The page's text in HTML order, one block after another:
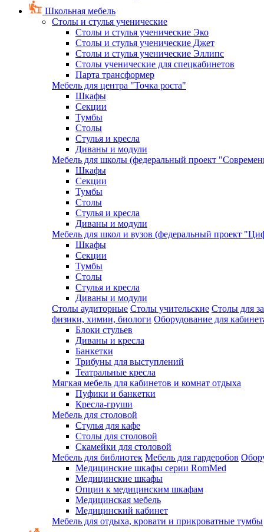
Школьная мебель
Столы и стулья ученические
Столы и стулья ученические Эко
Столы и стулья ученические Джет
Столы и стулья ученические Эллипс
Столы ученические для спецкабинетов
Парта трансформер
Мебель для центра "Точка роста"
Шкафы
Секции
Тумбы
Столы
Стулья и кресла
Диваны и модули
Мебель для школы (федеральный проект
Шкафы
Секции
Тумбы
Столы
Стулья и кресла
Диваны и модули
Мебель для школ и вузов (федеральный проект
Шкафы
Секции
Тумбы
Столы
Стулья и кресла
Диваны и модули
Столы аудиторные Столы учительские Столы для
физики, химии, биологи Оборудование для
Блоки стульев
Диваны и кресла
Банкетки
Трибуны для выступлений
Театральные кресла
Мягкая мебель для кабинетов и комнат отдыха
Пуфики и банкетки
Кресла-груши
Мебель для столовой
Cтулья для кафе
Cтолы для столовой
Скамейки для столовой
Мебель для библиотек Мебель для гардеробов
Медицинские шкафы серии RomMed
Медицинские шкафы
Опции к медицинским шкафам
Медицинская мебель
Медицинский кабинет
Мебель для отдыха, кровати и прикроватные тумбы